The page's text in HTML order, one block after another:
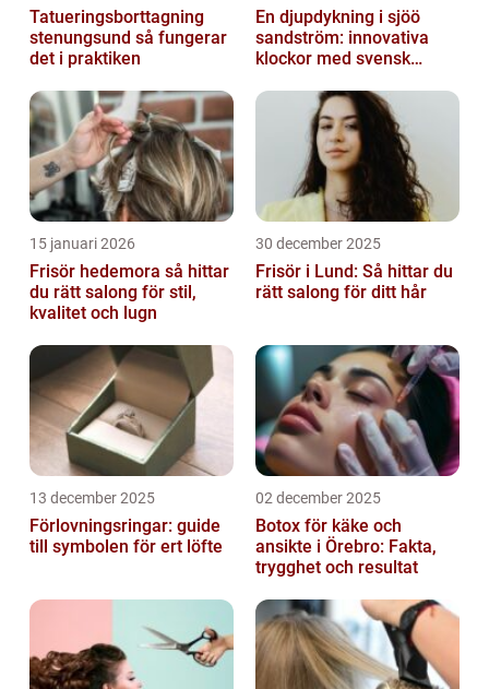
Tatueringsborttagning
stenungsund så fungerar
det i praktiken
En djupdykning i sjöö
sandström: innovativa
klockor med svensk
15 januari 2026
Frisör hedemora så hittar
du rätt salong för stil,
kvalitet och lugn
30 december 2025
Frisör i Lund: Så hittar du
rätt salong för ditt hår
13 december 2025
Förlovningsringar: guide
till symbolen för ert löfte
02 december 2025
Botox för käke och
ansikte i Örebro: Fakta,
trygghet och resultat